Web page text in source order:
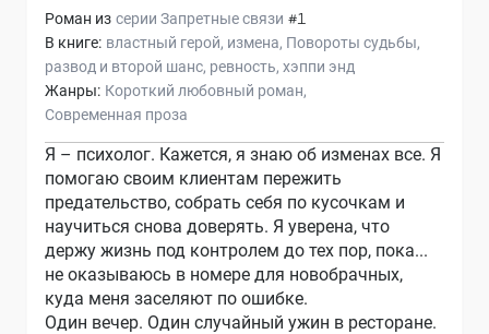
Роман из серии Запретные связи #1
В книге: властный герой измена Повороты судьбы
развод и второй шанс ревность хэппи энд
Жанры: Короткий любовный роман
Современная проза
Я – психолог. Кажется, я знаю об изменах все. Я
помогаю своим клиентам пережить
предательство, собрать себя по кусочкам и
научиться снова доверять. Я уверена, что
держу жизнь под контролем до тех пор, пока...
не оказываюсь в номере для новобрачных,
куда меня заселяют по ошибке.
Один вечер. Один случайный ужин в ресторане.